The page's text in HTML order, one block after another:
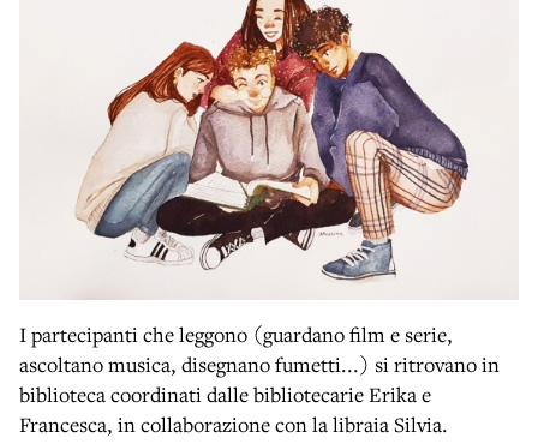
I partecipanti che leggono (guardano film e serie,
ascoltano musica, disegnano fumetti...) si ritrovano in
biblioteca coordinati dalle bibliotecarie Erika e
Francesca, in collaborazione con la libraia Silvia.